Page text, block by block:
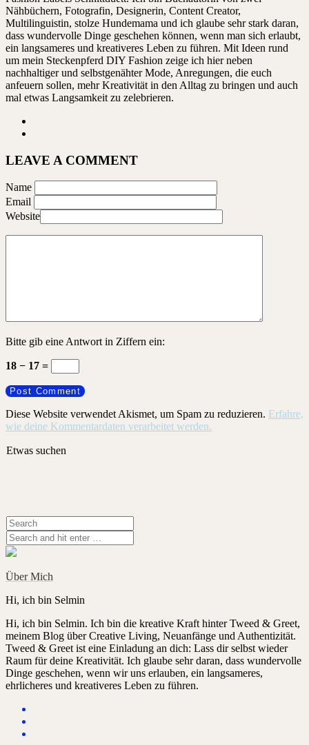
Nähbüchern, Fotografin, Designerin, Content Creator,
Multilinguistin, stolze Hundemama und ich glaube sehr stark daran,
dass wundervolle Dinge geschehen können, wenn man sich erlaubt,
ein langsameres und kreativeres Leben zu führen. Mit Ideen rund
um mein Steckenpferd DIY Fashion zeige ich hier neben
nachhaltiger und selbstgenähter Mode, Anregungen, die euch
anfeuern sollen, mehr Kreativität in den Alltag zu bringen und auch
mal etwas Langsamkeit zu zelebrieren.
LEAVE A COMMENT
Name
Email
Website
Bitte gib eine Antwort in Ziffern ein:
18 − 17 =
Diese Website verwendet Akismet, um Spam zu reduzieren. Erfahre,
wie deine Kommentardaten verarbeitet werden.
Etwas suchen
Über Mich
Hi, ich bin Selmin
Hi, ich bin Selmin. Ich bin die kreative Kraft hinter Tweed & Greet,
meinem Blog über Creative Living, Neuanfänge und Authentizität.
Tweed & Greet ist eine Einladung an dich: Lass dir selbst wieder
Raum für deine Kreativität. Ich glaube sehr daran, dass wundervolle
Dinge geschehen, wenn wir uns erlauben, ein langsameres,
ehrlicheres und kreativeres Leben zu führen.